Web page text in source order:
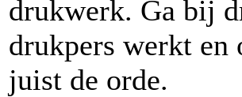
drukwerk. Ga bij
drukpers werkt en
juist de orde.